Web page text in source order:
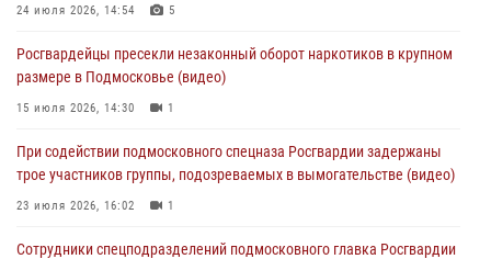
отработали навыки огневой подготовки на комплексных учениях
04 августа 2026, 12:21 4
сигналам «Тревога» с охраняемых объектов в Подмосковье
04 августа 2026, 12:15
24 июля 2026, 14:54 5
Росгвардейцы пресекли незаконный оборот наркотиков в крупном
размере в Подмосковье (видео)
15 июля 2026, 14:30 1
При содействии подмосковного спецназа Росгвардии задержаны
трое участников группы, подозреваемых в вымогательстве (видео)
23 июля 2026, 16:02 1
Сотрудники спецподразделений подмосковного главка Росгвардии